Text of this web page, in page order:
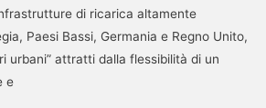
di ricarica altamente
Paesi Bassi, Germania e Regno Unito,
urbani” attratti dalla flessibilità di un
e